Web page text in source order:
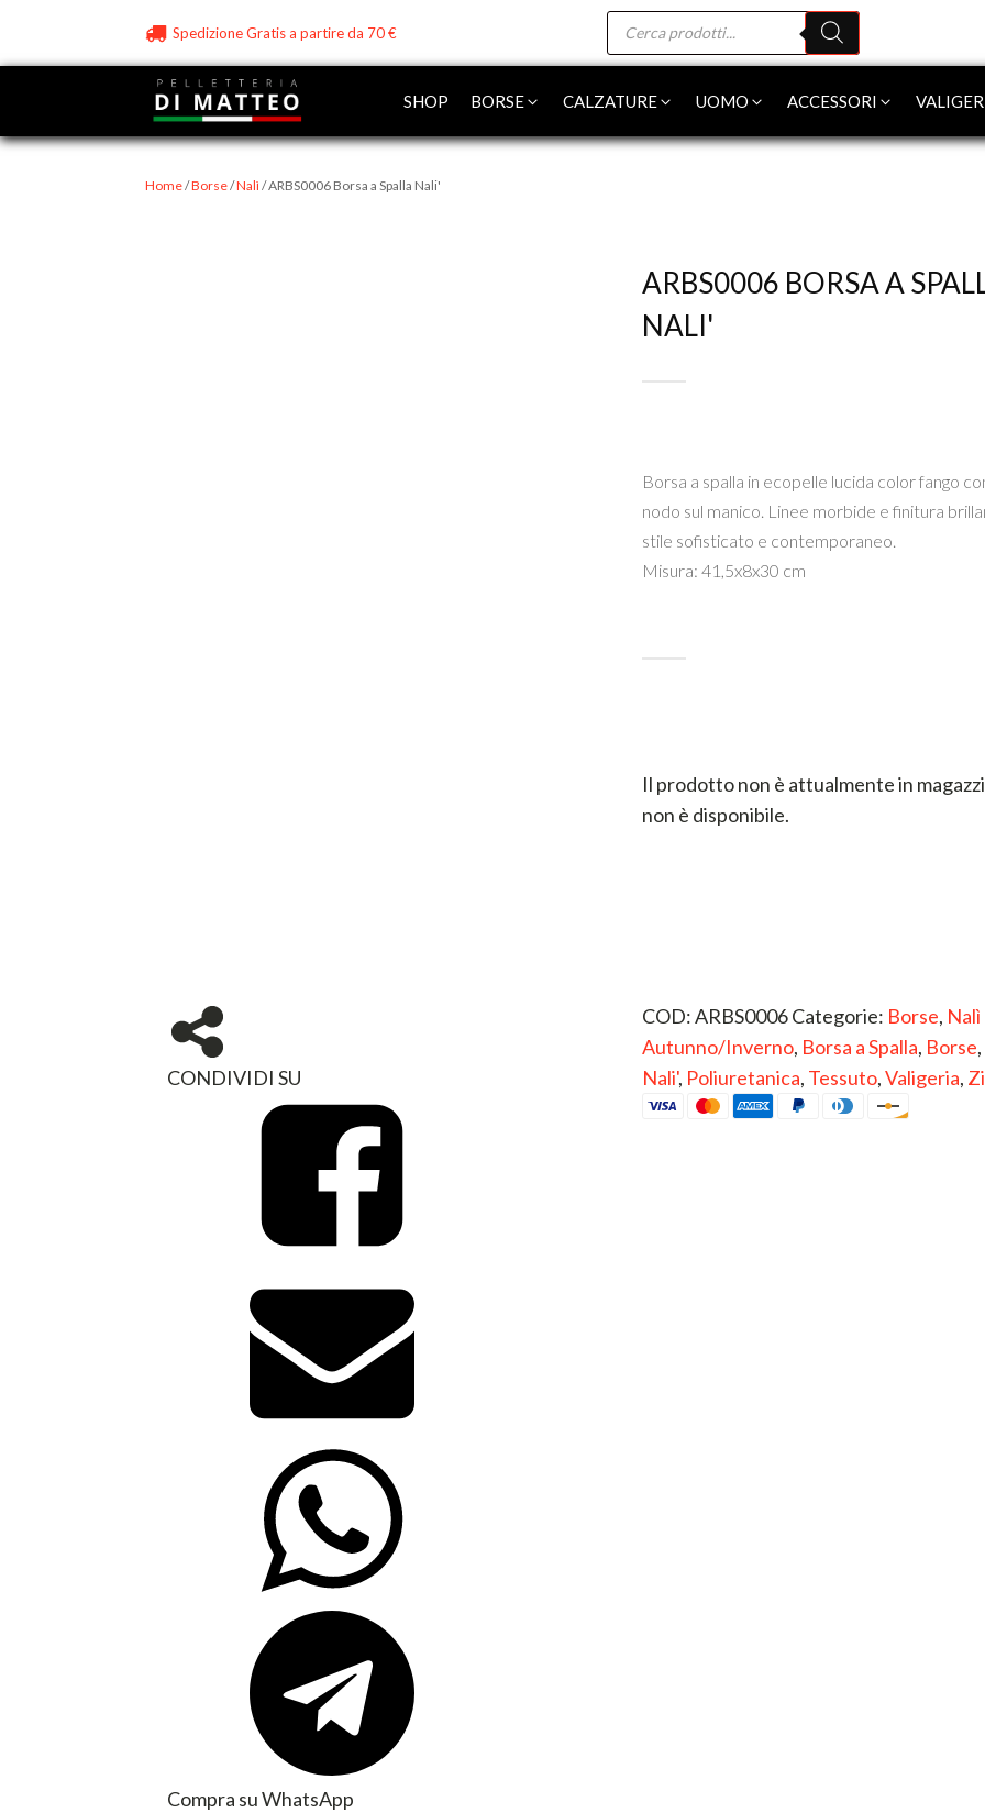
Spedizione Gratis a partire da 70 €
Products
search
SHOP BORSE CALZATURE UOMO ACCESSORI
Home/Borse/Nalì / ARBS0006 Borsa a Spalla Nali'
CONDIVIDI SU
Compra su WhatsApp
ARBS0006 BORSA A
NALI'
Borsa a spalla in ecopelle lucida color fango
nodo sul manico. Linee morbide e finitura
stile sofisticato e contemporaneo.
Misura: 41,5x8x30 cm
INTERNO
Il prodotto non è attualmente in
non è disponibile.
Nali',Poliuretanica,Tessuto, Valigeria,